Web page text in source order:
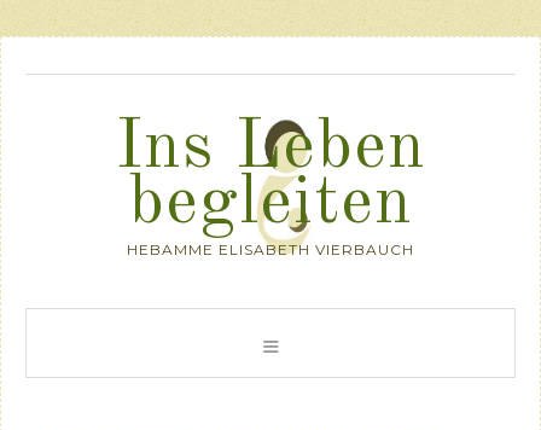
Ins Leben
begleiten
HEBAMME ELISABETH VIERBAUCH